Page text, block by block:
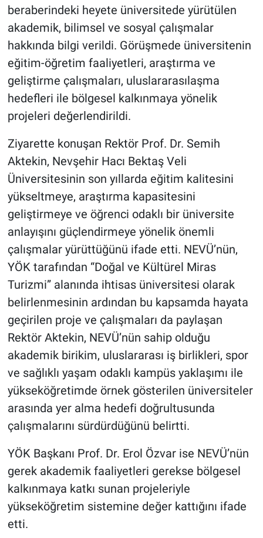
beraberindeki heyete üniversitede yürütülen
akademik, bilimsel ve sosyal çalışmalar
hakkında bilgi verildi. Görüşmede üniversitenin
eğitim-öğretim faaliyetleri, araştırma ve
geliştirme çalışmaları, uluslararasılaşma
hedefleri ile bölgesel kalkınmaya yönelik
projeleri değerlendirildi.
Ziyarette konuşan Rektör Prof. Dr. Semih
Aktekin, Nevşehir Hacı Bektaş Veli
Üniversitesinin son yıllarda eğitim kalitesini
yükseltmeye, araştırma kapasitesini
geliştirmeye ve öğrenci odaklı bir üniversite
anlayışını güçlendirmeye yönelik önemli
çalışmalar yürüttüğünü ifade etti. NEVÜ’nün,
YÖK tarafından “Doğal ve Kültürel Miras
Turizmi” alanında ihtisas üniversitesi olarak
belirlenmesinin ardından bu kapsamda hayata
geçirilen proje ve çalışmaları da paylaşan
Rektör Aktekin, NEVÜ’nün sahip olduğu
akademik birikim, uluslararası iş birlikleri, spor
ve sağlıklı yaşam odaklı kampüs yaklaşımı ile
yükseköğretimde örnek gösterilen üniversiteler
arasında yer alma hedefi doğrultusunda
çalışmalarını sürdürdüğünü belirtti.
YÖK Başkanı Prof. Dr. Erol Özvar ise NEVÜ’nün
gerek akademik faaliyetleri gerekse bölgesel
kalkınmaya katkı sunan projeleriyle
yükseköğretim sistemine değer kattığını ifade
etti.
Magazin
Çevre
Haberde İnsan